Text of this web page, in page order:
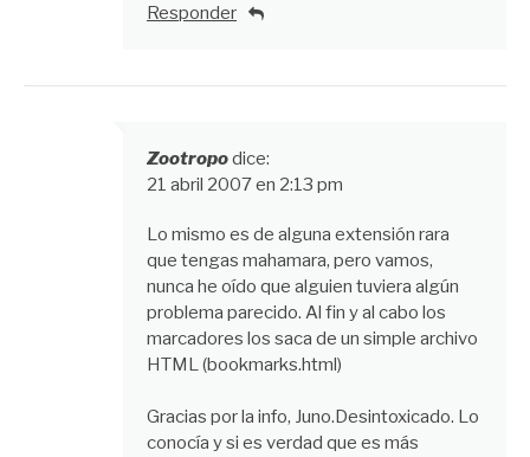
Responder
Zootropodice:
21 abril 2007 en 2:13 pm
Lo mismo es de alguna extensión rara
que tengas mahamara, pero vamos,
nunca he oído que alguien tuviera algún
problema parecido. Al fin y al cabo los
marcadores los saca de un simple archivo
HTML (bookmarks.html)
Gracias por la info, Juno.Desintoxicado. Lo
conocía y si es verdad que es más